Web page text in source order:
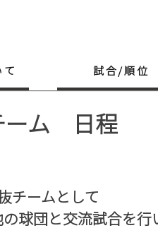
試合/順位
ーム 日程
チームとして
球団と交流試合を行